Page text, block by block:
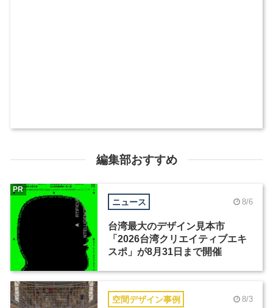
編集部おすすめ
ニュース 8/6
台湾最大のデザイン見本市
「2026台湾クリエイティブエキ
スポ」が8月31日まで開催
PR
空間デザイン事例 8/3